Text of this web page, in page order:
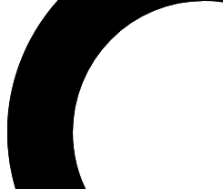
Schiedsrichter
Football Lexikon